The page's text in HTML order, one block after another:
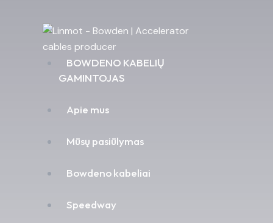
BOWDENO KABELIŲ
GAMINTOJAS
Apie mus
Mūsų pasiūlymas
Bowdeno kabeliai
Speedway